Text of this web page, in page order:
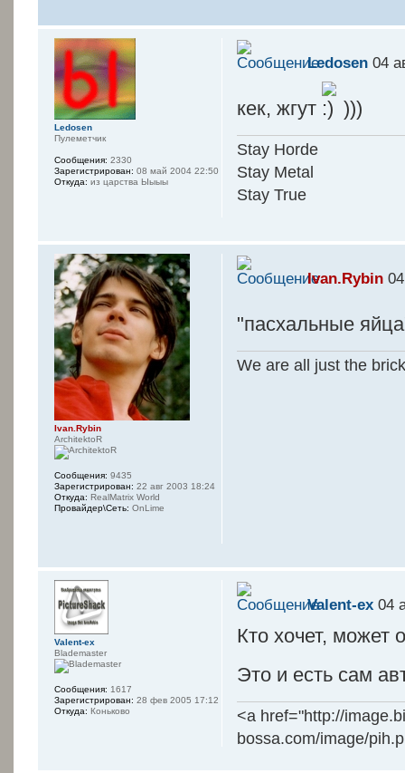
Ledosen 04
кек, жгут )))
Stay Horde
Stay Metal
Stay True
Ledosen
Пулеметчик
Сообщения: 2330
Зарегистрирован: 08 май 2004 22:50
Откуда: из царства Ыыыы
Ivan.Rybin
"пасхальные
We are all just the
Ivan.Rybin
ArchitektoR
Сообщения: 9435
Зарегистрирован: 22 авг 2003 18:24
Откуда: RealMatrix World
Провайдер\Сеть: OnLime
Valent-ex 04
Кто хочет, может
Это и есть сам
<a href="http://
bossa.com/image/
Valent-ex
Blademaster
Сообщения: 1617
Зарегистрирован: 28 фев 2005 17:12
Откуда: Коньково